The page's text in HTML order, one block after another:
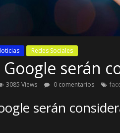
Redes Sociales
Google serán
3085 Views 0 comentarios
serán